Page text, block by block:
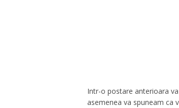
Intr-o postare anterioara
asemenea va spuneam ca